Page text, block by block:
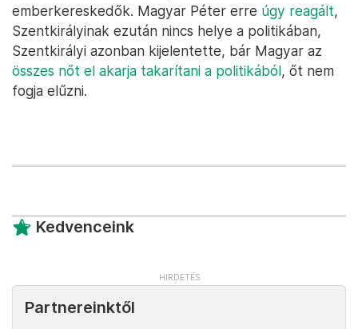
emberkereskedők. Magyar Péter erre úgy reagált,
Szentkirályinak ezután nincs helye a politikában,
Szentkirályi azonban kijelentette, bár Magyar az
összes nőt el akarja takarítani a politikából, őt nem
fogja elűzni.
Kedvenceink
Partnereinktől